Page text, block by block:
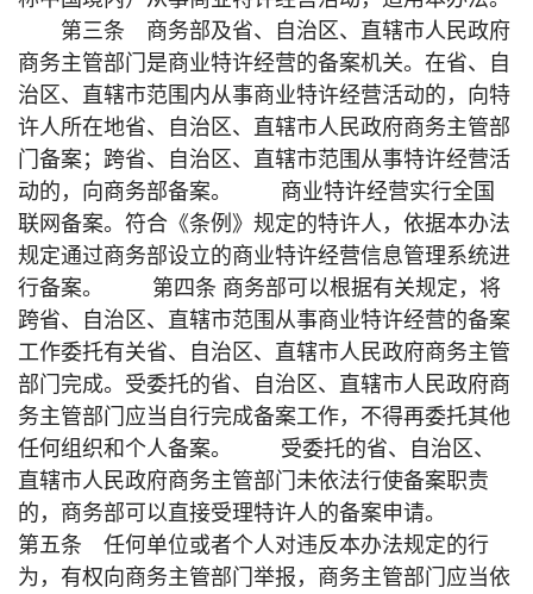
第三条 商务部及省、自治区、直辖市人民政府
商务主管部门是商业特许经营的备案机关。在省、自
治区、直辖市范围内从事商业特许经营活动的，向特
许人所在地省、自治区、直辖市人民政府商务主管部
门备案；跨省、自治区、直辖市范围从事特许经营活
动的，向商务部备案。 商业特许经营实行全国
联网备案。符合《条例》规定的特许人，依据本办法
规定通过商务部设立的商业特许经营信息管理系统进
行备案。 第四条 商务部可以根据有关规定，将
跨省、自治区、直辖市范围从事商业特许经营的备案
工作委托有关省、自治区、直辖市人民政府商务主管
部门完成。受委托的省、自治区、直辖市人民政府商
务主管部门应当自行完成备案工作，不得再委托其他
任何组织和个人备案。 受委托的省、自治区、
直辖市人民政府商务主管部门未依法行使备案职责
的，商务部可以直接受理特许人的备案申请。
第五条 任何单位或者个人对违反本办法规定的行
为，有权向商务主管部门举报，商务主管部门应当依